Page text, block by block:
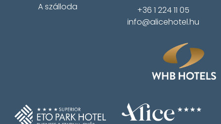
A szálloda
+36 1 224 11 05
info@alicehotel.hu